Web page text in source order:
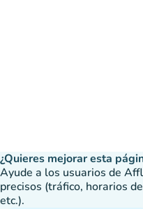
¿Quieres mejorar esta
Ayude a los usuarios de
precisos (tráfico, horarios
etc.).